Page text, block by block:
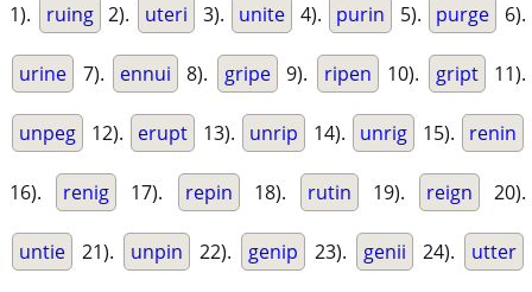
1). ruing 2). uteri 3). unite 4). purin 5). purge 6).
urine 7). ennui 8). gripe 9). ripen 10). gript 11).
unpeg 12). erupt 13). unrip 14). unrig 15). renin
16). renig 17). repin 18). rutin 19). reign 20).
untie 21). unpin 22). genip 23). genii 24). utter